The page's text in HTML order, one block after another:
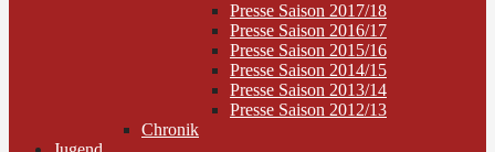
Presse Saison 2017/18
Presse Saison 2016/17
Presse Saison 2015/16
Presse Saison 2014/15
Presse Saison 2013/14
Presse Saison 2012/13
Chronik